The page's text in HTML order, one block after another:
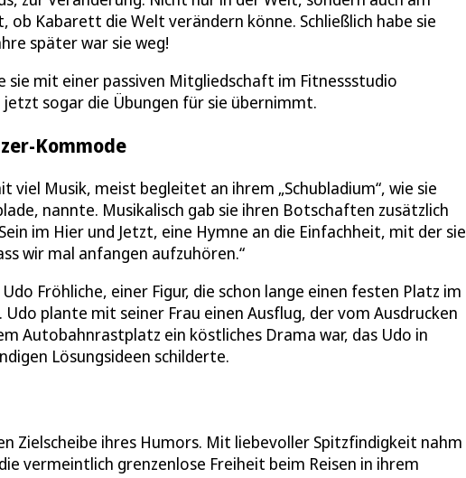
Kabarett die Welt verändern könne. Schließlich habe sie
später war sie weg!
sie mit einer passiven Mitgliedschaft im Fitnessstudio
sogar die Übungen für sie übernimmt.
Kommode
Musik, meist begleitet an ihrem „Schubladium“, wie sie
nannte. Musikalisch gab sie ihren Botschaften zusätzlich
im Hier und Jetzt, eine Hymne an die Einfachheit, mit der sie
wir mal anfangen aufzuhören.“
Fröhliche, einer Figur, die schon lange einen festen Platz im
plante mit seiner Frau einen Ausflug, der vom Ausdrucken
Autobahnrastplatz ein köstliches Drama war, das Udo in
Lösungsideen schilderte.
Zielscheibe ihres Humors. Mit liebevoller Spitzfindigkeit nahm
vermeintlich grenzenlose Freiheit beim Reisen in ihrem